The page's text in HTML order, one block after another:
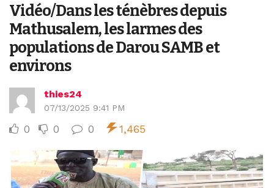
Vidéo/Dans les ténèbres depuis
Mathusalem, les larmes des
populations de Darou SAMB et
environs
thies24
07/13/2025 9:41 PM
0 0 0 1,465